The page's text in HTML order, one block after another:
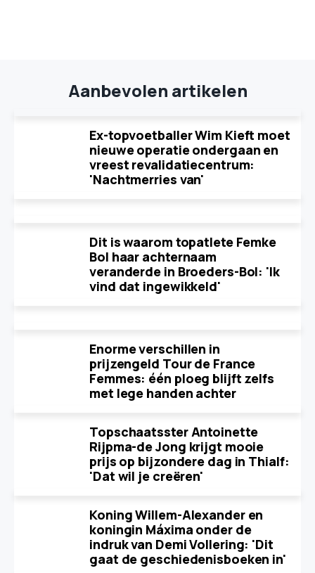
Aanbevolen artikelen
Ex-topvoetballer Wim Kieft moet
nieuwe operatie ondergaan en
vreest revalidatiecentrum:
'Nachtmerries van'
Dit is waarom topatlete Femke
Bol haar achternaam
veranderde in Broeders-Bol: 'Ik
vind dat ingewikkeld'
Enorme verschillen in
prijzengeld Tour de France
Femmes: één ploeg blijft zelfs
met lege handen achter
Topschaatsster Antoinette
Rijpma-de Jong krijgt mooie
prijs op bijzondere dag in Thialf:
'Dat wil je creëren'
Koning Willem-Alexander en
koningin Máxima onder de
indruk van Demi Vollering: 'Dit
gaat de geschiedenisboeken in'